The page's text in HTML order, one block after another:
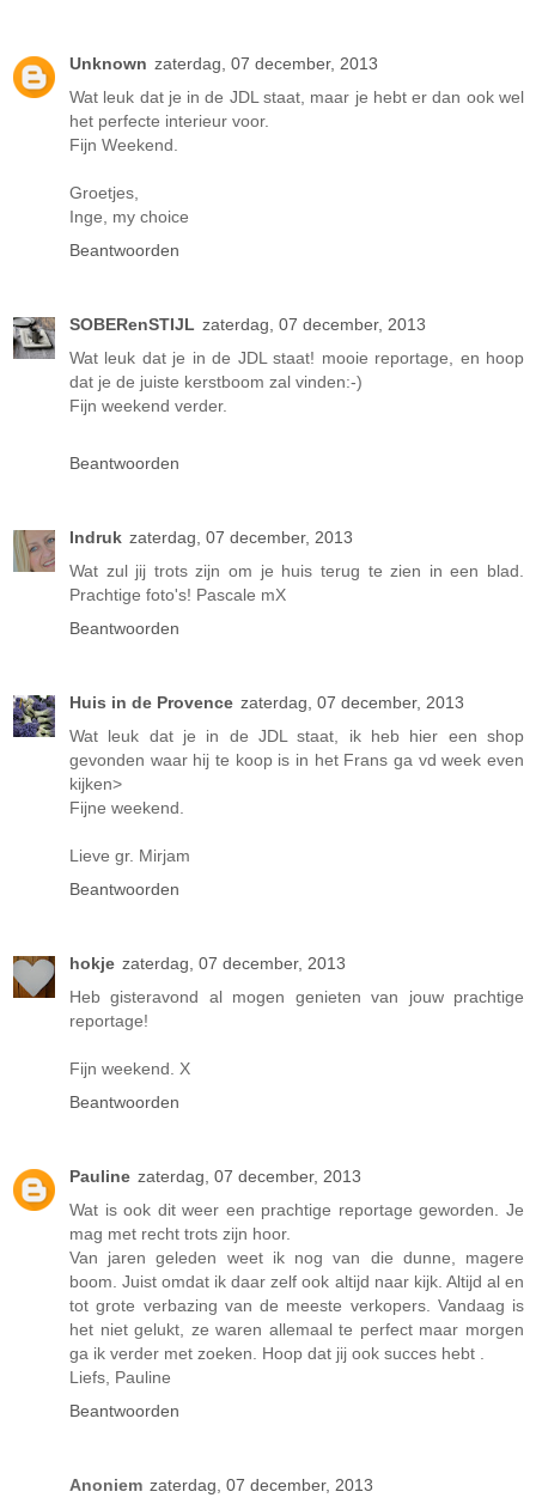
Unknown zaterdag, 07 december, 2013
Wat leuk dat je in de JDL staat, maar je hebt er dan ook wel
het perfecte interieur voor.
Fijn Weekend.
Groetjes,
Inge, my choice
Beantwoorden
SOBERenSTIJL zaterdag, 07 december, 2013
Wat leuk dat je in de JDL staat! mooie reportage, en hoop
dat je de juiste kerstboom zal vinden:-)
Fijn weekend verder.
Beantwoorden
Indruk zaterdag, 07 december, 2013
Wat zul jij trots zijn om je huis terug te zien in een blad.
Prachtige foto's! Pascale mX
Beantwoorden
Huis in de Provence zaterdag, 07 december, 2013
Wat leuk dat je in de JDL staat, ik heb hier een shop
gevonden waar hij te koop is in het Frans ga vd week even
kijken>
Fijne weekend.
Lieve gr. Mirjam
Beantwoorden
hokje zaterdag, 07 december, 2013
Heb gisteravond al mogen genieten van jouw prachtige
reportage!
Fijn weekend. X
Beantwoorden
Pauline zaterdag, 07 december, 2013
Wat is ook dit weer een prachtige reportage geworden. Je
mag met recht trots zijn hoor.
Van jaren geleden weet ik nog van die dunne, magere
boom. Juist omdat ik daar zelf ook altijd naar kijk. Altijd al en
tot grote verbazing van de meeste verkopers. Vandaag is
het niet gelukt, ze waren allemaal te perfect maar morgen
ga ik verder met zoeken. Hoop dat jij ook succes hebt .
Liefs, Pauline
Beantwoorden
Anoniem zaterdag, 07 december, 2013